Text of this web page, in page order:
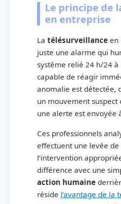
Le principe de
en entreprise
La télésurveillance en
juste une alarme qui
système relié 24 h/24 à
capable de réagir
anomalie est détectée,
un mouvement
une alerte est envoyée
Ces professionnels
effectuent une levée
l’intervention
différence avec une
action humaine
réside l’avantage de la